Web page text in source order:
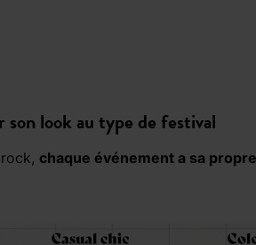
son look au type de festival
chaque événement a sa